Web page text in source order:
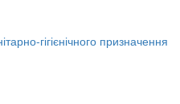
гігієнічного призначення